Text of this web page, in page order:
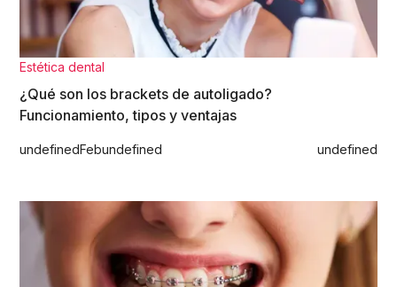
Estética dental
¿Qué son los brackets de autoligado?
Funcionamiento, tipos y ventajas
undefinedFebundefined undefined